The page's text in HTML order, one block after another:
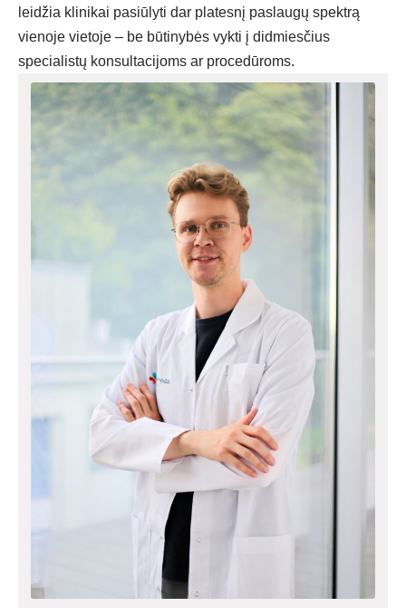
leidžia klinikai pasiūlyti dar platesnį paslaugų spektrą
vienoje vietoje – be būtinybės vykti į didmiesčius
specialistų konsultacijoms ar procedūroms.